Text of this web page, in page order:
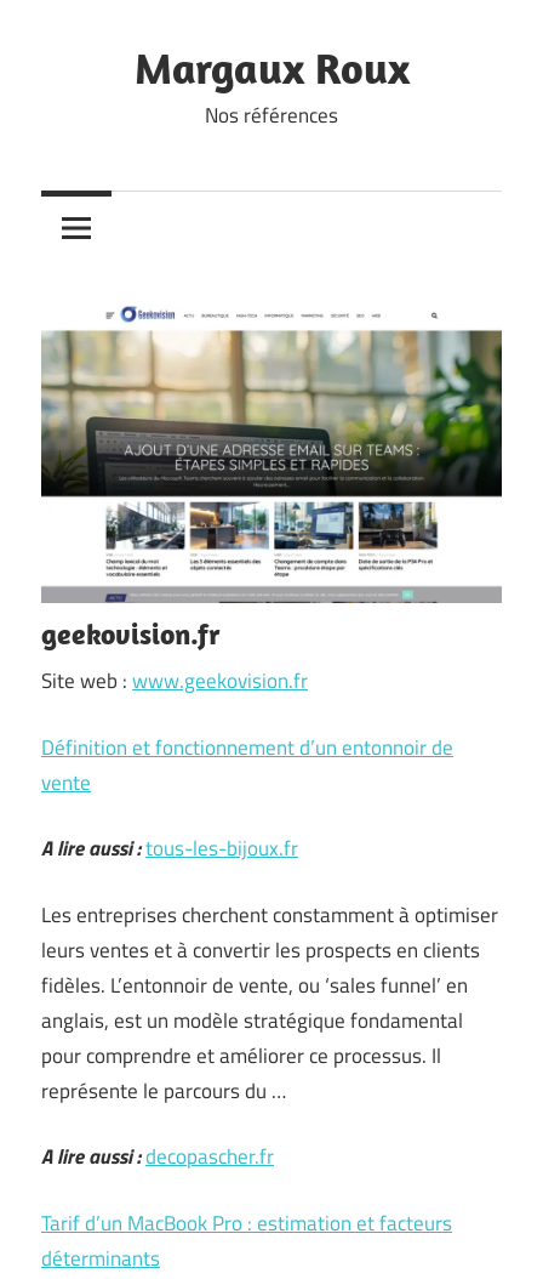
Margaux Roux
Nos références
geekovision.fr
Site web :www.geekovision.fr
Définition et fonctionnement d’un entonnoir de
vente
A lire aussi :tous-les-bijoux.fr
Les entreprises cherchent constamment à optimiser
leurs ventes et à convertir les prospects en clients
fidèles. L’entonnoir de vente, ou ‘sales funnel’ en
anglais, est un modèle stratégique fondamental
pour comprendre et améliorer ce processus. Il
représente le parcours du …
A lire aussi :decopascher.fr
Tarif d’un MacBook Pro : estimation et facteurs
déterminants